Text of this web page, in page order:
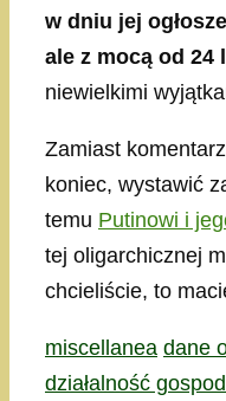
w dniu jej
ale z mocą od 24
niewielkimi
Zamiast
koniec, wystawić
temu Putinowi i
tej oligarchicznej
chcieliście, to
Kategorie
miscellanea Tagi
dane
działalność